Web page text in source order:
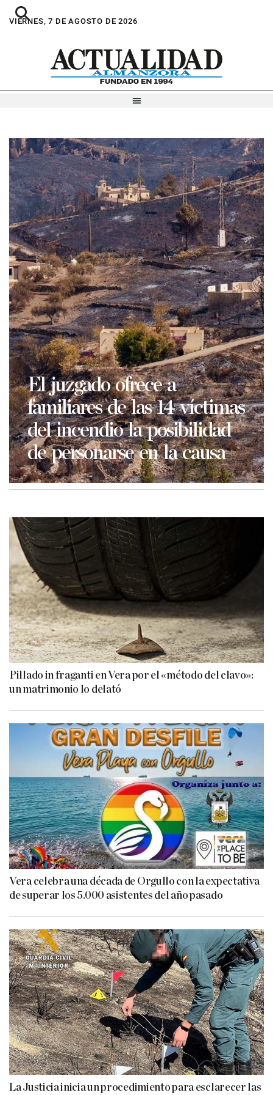
VIERNES, 7 DE AGOSTO DE 2026
El juzgado ofrece a
familiares de las 14 víctimas
del incendio la posibilidad
de personarse en la causa
Pillado in fraganti en Vera por el «método del clavo»:
un matrimonio lo delató
Vera celebra una década de Orgullo con la expectativa
de superar los 5.000 asistentes del año pasado
La Justicia inicia un procedimiento para esclarecer las